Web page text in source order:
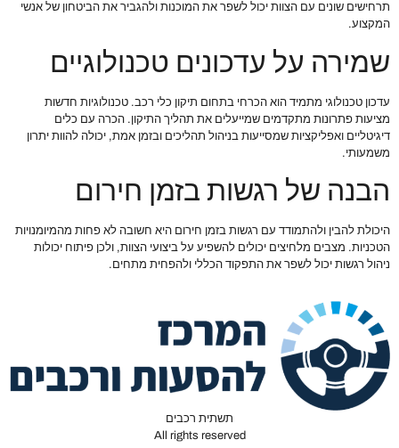
תרחישים שונים עם הצוות יכול לשפר את המוכנות ולהגביר את הביטחון של אנשי
המקצוע.
שמירה על עדכונים טכנולוגיים
עדכון טכנולוגי מתמיד הוא הכרחי בתחום תיקון כלי רכב. טכנולוגיות חדשות
מציעות פתרונות מתקדמים שמייעלים את תהליך התיקון. הכרה עם כלים
דיגיטליים ואפליקציות שמסייעות בניהול תהליכים ובזמן אמת, יכולה להוות יתרון
משמעותי.
הבנה של רגשות בזמן חירום
היכולת להבין ולהתמודד עם רגשות בזמן חירום היא חשובה לא פחות מהמיומנויות
הטכניות. מצבים מלחיצים יכולים להשפיע על ביצועי הצוות, ולכן פיתוח יכולות
ניהול רגשות יכול לשפר את התפקוד הכללי ולהפחית מתחים.
תשתית רכבים
All rights reserved